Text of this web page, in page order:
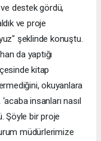
ve destek gördü,
ve proje
şeklinde konuştu.
da yaptığı
kitap
okuyanlara
insanları nasıl
Şöyle bir proje
müdürlerimize